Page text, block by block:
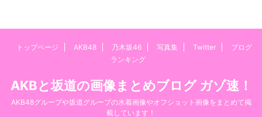
トップページ AKB48 乃木坂46 写真集 Twitter
ブログ
ランキング
AKBと坂道の画像まとめブログ ガゾ速！
AKB48グループや坂道グループの水着画像やオフショット画像をまとめて掲
載しています！